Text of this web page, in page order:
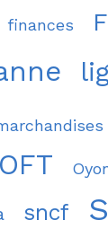
finances
sncf